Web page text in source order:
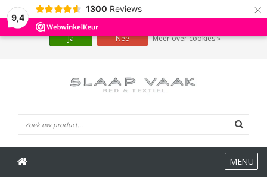
9,4
1300 Reviews ×
MENU
Wij slaan cookies op om onze website te verbeteren. Is dat akkoord?
Ja Nee Meer over cookies »